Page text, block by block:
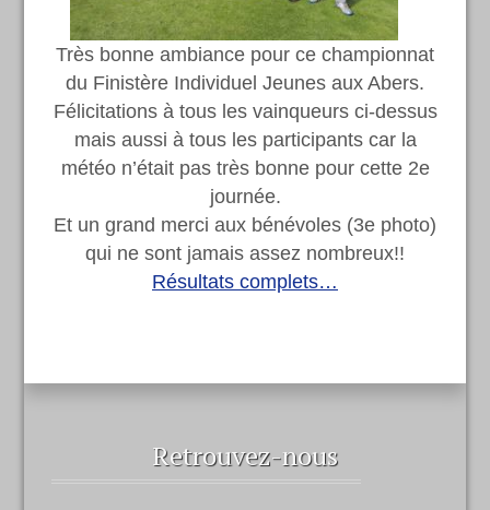
Très bonne ambiance pour ce championnat
du Finistère Individuel Jeunes aux Abers.
Félicitations à tous les vainqueurs ci-dessus
mais aussi à tous les participants car la
météo n’était pas très bonne pour cette 2e
journée.
Et un grand merci aux bénévoles (3e photo)
qui ne sont jamais assez nombreux!!
Résultats complets…
Retrouvez-nous